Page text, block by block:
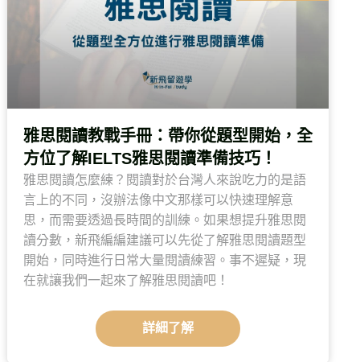
雅思閱讀教戰手冊：帶你從題型開始，全
方位了解IELTS雅思閱讀準備技巧！
雅思閱讀怎麼練？閱讀對於台灣人來說吃力的是語
言上的不同，沒辦法像中文那樣可以快速理解意
思，而需要透過長時間的訓練。如果想提升雅思閱
讀分數，新飛編編建議可以先從了解雅思閱讀題型
開始，同時進行日常大量閱讀練習。事不遲疑，現
在就讓我們一起來了解雅思閱讀吧！
詳細了解